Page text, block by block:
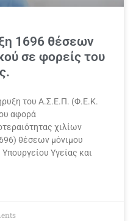
1696 θέσεων
σε φορείς του
του Α.Σ.Ε.Π. (Φ.Ε.Κ.
αφορά
χιλίων
θέσεων μόνιμου
Υγείας και